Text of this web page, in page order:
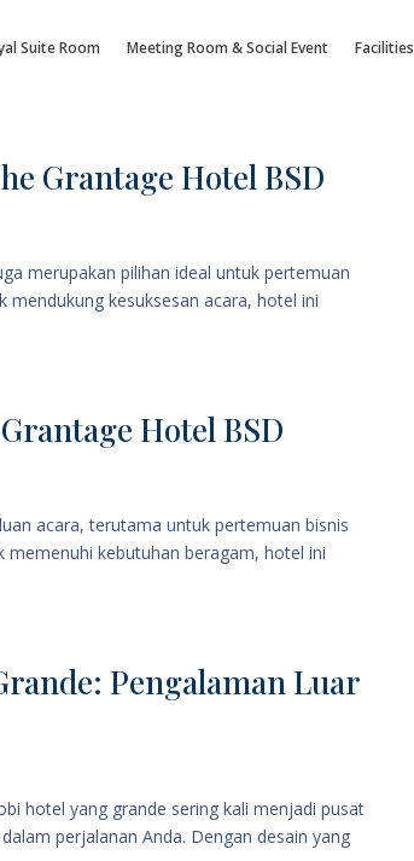
Suite Room Meeting Room & Social Event Facilities
Grantage Hotel BSD
merupakan pilihan ideal untuk pertemuan
kesuksesan acara, hotel ini
Hotel BSD
acara, terutama untuk pertemuan bisnis
memenuhi kebutuhan beragam, hotel ini
Pengalaman Luar
hotel yang grande sering kali menjadi pusat
perjalanan Anda. Dengan desain yang